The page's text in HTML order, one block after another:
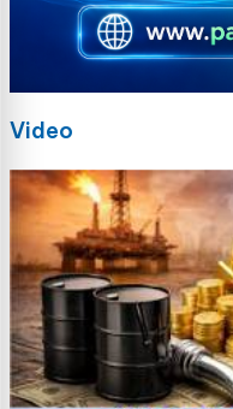
Video